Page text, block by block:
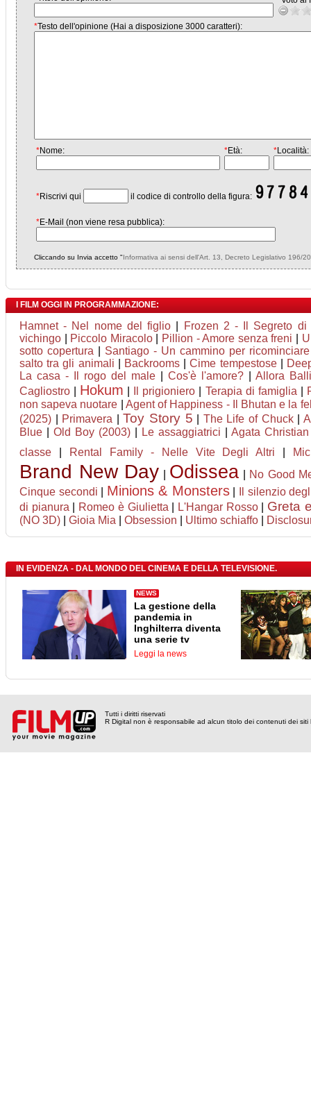
*Testo dell'opinione (Hai a disposizione 3000 caratteri):
*Nome: *Età: *Località:
*Riscrivi qui il codice di controllo della figura:
*E-Mail (non viene resa pubblica):
Cliccando su Invia accetto "Informativa ai sensi dell'Art. 13, Decreto Legislativo 196/
I FILM OGGI IN PROGRAMMAZIONE:
Hamnet - Nel nome del figlio
Frozen 2 - Il Segreto di
vichingo
Piccolo Miracolo| Pillion - Amore senza freni
sotto copertura
Santiago - Un cammino per ricominciare
salto tra gli animali
Backrooms|Cime tempestose|
La casa - Il rogo del male
Cos'è l'amore?
Allora
Cagliostro
Hokum Il prigioniero Terapia di famiglia
non sapeva nuotare
Agent of Happiness - Il Bhutan e la
(2025)
Primavera |Toy Story 5 The Life of Chuck|
Blue
Old Boy (2003) Le assaggiatrici
Agata
classe
Rental Family - Nelle Vite Degli Altri
Brand New Day Odissea
No Good
Cinque secondi
Minions & Monsters|
Il silenzio
di pianura
Romeo è Giulietta L'Hangar Rosso| Greta
(NO 3D) Gioia Mia Obsession Ultimo schiaffo
IN EVIDENZA - DAL MONDO DEL CINEMA E DELLA TELEVISIONE.
NEWS
La gestione della
pandemia in
Inghilterra diventa
una serie tv
Leggi la news
Tutti i diritti riservati
R Digital non è responsabile ad alcun titolo dei contenuti dei siti